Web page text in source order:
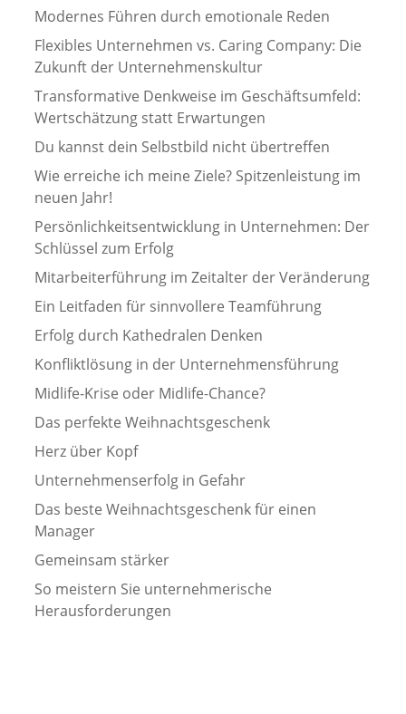
Modernes Führen durch emotionale Reden
Flexibles Unternehmen vs. Caring Company: Die
Zukunft der Unternehmenskultur
Transformative Denkweise im Geschäftsumfeld:
Wertschätzung statt Erwartungen
Du kannst dein Selbstbild nicht übertreffen
Wie erreiche ich meine Ziele? Spitzenleistung im
neuen Jahr!
Persönlichkeitsentwicklung in Unternehmen: Der
Schlüssel zum Erfolg
Mitarbeiterführung im Zeitalter der Veränderung
Ein Leitfaden für sinnvollere Teamführung
Erfolg durch Kathedralen Denken
Konfliktlösung in der Unternehmensführung
Midlife-Krise oder Midlife-Chance?
Das perfekte Weihnachtsgeschenk
Herz über Kopf
Unternehmenserfolg in Gefahr
Das beste Weihnachtsgeschenk für einen
Manager
Gemeinsam stärker
So meistern Sie unternehmerische
Herausforderungen